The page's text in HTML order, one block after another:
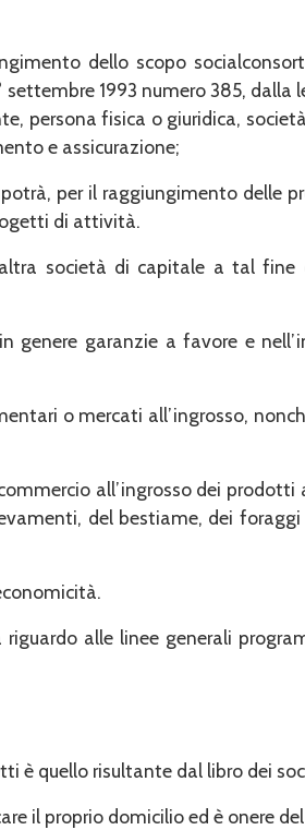
dello scopo
1993 nume­ro 385, dalla
persona fisica o giuridica,
e assicurazione;
per il rag­giungimento delle
di attività.
società di capi­tale a tal fine
garan­zie a favore e
o mercati all’ingrosso,
all’ingrosso dei
del bestia­me, dei
alle linee generali
è quello risul­tante dal libro dei
il proprio domicilio ed è onere